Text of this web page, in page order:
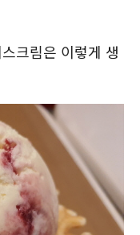
크림은 이렇게 생